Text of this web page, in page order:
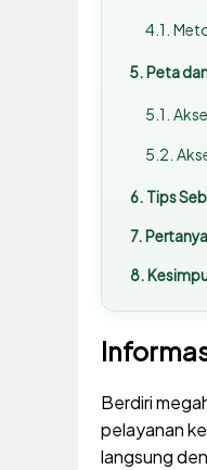
Peta
Tips
Berdiri
pelayanan
langsung